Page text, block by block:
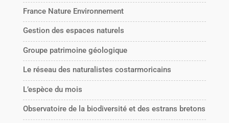
France Nature Environnement
Gestion des espaces naturels
Groupe patrimoine géologique
Le réseau des naturalistes costarmoricains
L’espèce du mois
Observatoire de la biodiversité et des estrans bretons